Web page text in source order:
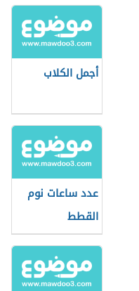
أجمل الكلاب
عدد ساعات نوم
القطط